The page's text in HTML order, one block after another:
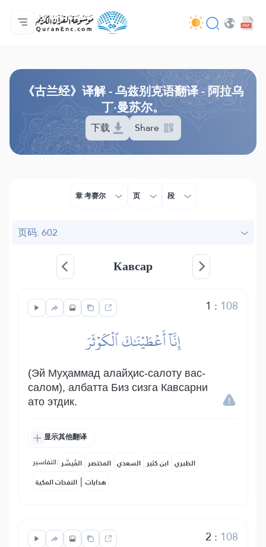
主页
译解目录
Audio
开发者服务 - API
关于此项目
联系我们
语言
《古兰经》译解 - 乌兹别克语翻译 - 阿拉乌
丁·曼苏尔。
下载 Share
章 考赛尔 页 段
页码: 602
Кавсар
1 : 108
إِنَّآ أَعۡطَيۡنَٰكَ ٱلۡكَوۡثَرَ
(Эй Муҳаммад алайҳис-салоту вас-
салом), албатта Биз сизга Кавсарни
ато этдик.
显示其他翻译
التفاسير: المُيسَّر المختصر السعدي ابن كثير الطبري
النفحات المكية | هدايات
2 : 108